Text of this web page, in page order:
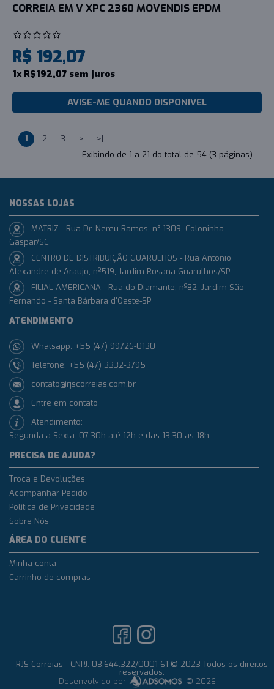
CORREIA EM V XPC 2360 MOVENDIS EPDM
R$ 192,07
1x R$192,07 sem juros
AVISE-ME QUANDO DISPONIVEL
1 2 3 >
>|
Exibindo de 1 a 21 do total de 54 (3 páginas)
NOSSAS LOJAS
MATRIZ - Rua Dr. Nereu Ramos, n° 1309, Coloninha -
Gaspar/SC
CENTRO DE DISTRIBUIÇÃO GUARULHOS - Rua Antonio
Alexandre de Araujo, nº519, Jardim Rosana-Guarulhos/SP
FILIAL AMERICANA - Rua do Diamante, nº82, Jardim São
Fernando - Santa Bárbara d'Oeste-SP
ATENDIMENTO
Whatsapp: +55 (47) 99726-0130
Telefone: +55 (47) 3332-3795
contato@rjscorreias.com.br
Entre em contato
Atendimento:
Segunda a Sexta: 07:30h até 12h e das 13:30 as 18h
PRECISA DE AJUDA?
Troca e Devoluções
Acompanhar Pedido
Política de Privacidade
Sobre Nós
ÁREA DO CLIENTE
Minha conta
Carrinho de compras
RJS Correias - CNPJ: 03.644.322/0001-61 © 2023 Todos os direitos
reservados.
Desenvolvido por
© 2026